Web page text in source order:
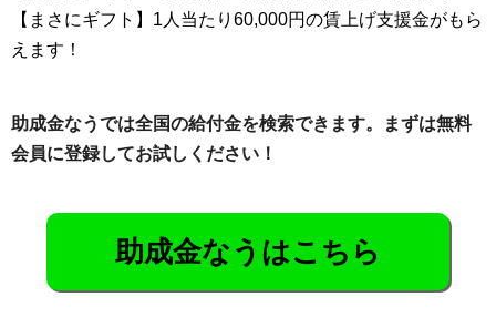
【まさにギフト】1人当たり60,000円の賃上げ支援金がもら
えます！
助成金なうでは全国の給付金を検索できます。まずは無料
会員に登録してお試しください！
助成金なうはこちら